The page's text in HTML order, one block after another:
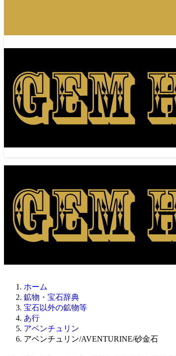
ホーム
鉱物・宝石辞典
宝石以外の鉱物等
あ行
アベンチュリン
アベンチュリン/AVENTURINE/砂金石